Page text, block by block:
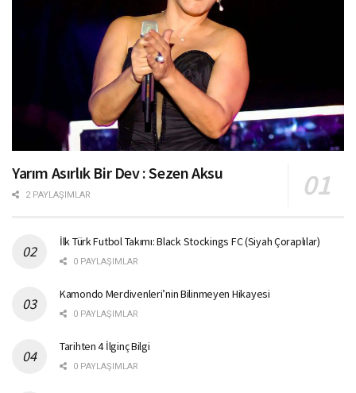
Yarım Asırlık Bir Dev : Sezen Aksu
2 PAYLAŞIMLAR
İlk Türk Futbol Takımı: Black Stockings FC (Siyah Çoraplılar)
0 PAYLAŞIMLAR
Kamondo Merdivenleri’nin Bilinmeyen Hikayesi
0 PAYLAŞIMLAR
Tarihten 4 İlginç Bilgi
0 PAYLAŞIMLAR